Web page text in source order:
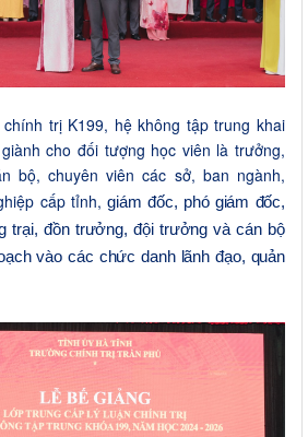
trị K199, hệ không tập trung khai
cho đối tượng học viên là trưởng,
bộ, chuyên viên các sở, ban ngành,
cấp tỉnh, giám đốc, phó giám đốc,
trại, đồn trưởng, đội trưởng và cán bộ
vào các chức danh lãnh đạo, quản